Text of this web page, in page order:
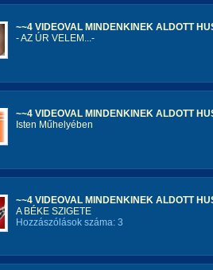
~~4 VIDEOVAL MINDENKINEK ALDOTT
- AZ ÚR VELEM...-
~~4 VIDEOVAL MINDENKINEK ALDOTT
Isten Műhelyében
~~4 VIDEOVAL MINDENKINEK ALDOTT
A BÉKE SZIGETE
Hozzászólások száma: 3